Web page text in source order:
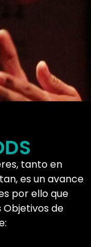
tanto en
es un avance
por ello que
de